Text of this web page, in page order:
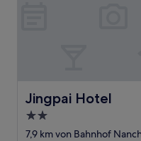
Jingpai Hotel
Jingpai Hotel
2.0-
Sterne-
7,9 km von Bahnhof